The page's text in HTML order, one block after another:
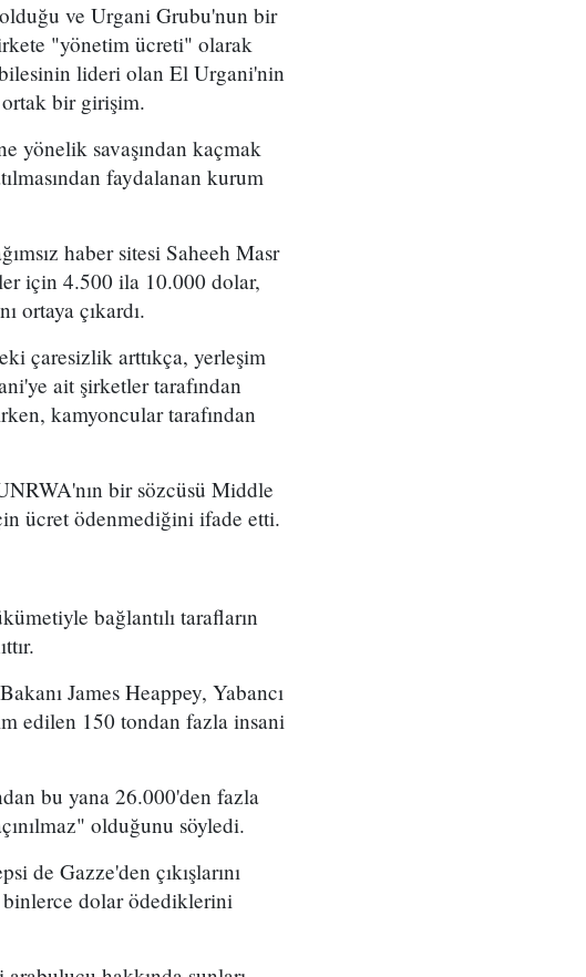
ve Urgani Grubu'nun bir
"yönetim ücreti" olarak
lideri olan El Urgani'nin
bir girişim.
yönelik savaşından kaçmak
faydalanan kurum
haber sitesi Saheeh Masr
için 4.500 ila 10.000 dolar,
ortaya çıkardı.
çaresizlik arttıkça, yerleşim
ait şirketler tarafından
kamyoncular tarafından
bir sözcüsü Middle
ücret ödenmediğini ifade etti.
bağlantılı tarafların
James Heappey, Yabancı
edilen 150 tondan fazla insani
bu yana 26.000'den fazla
olduğunu söyledi.
de Gazze'den çıkışlarını
binlerce dolar ödediklerini